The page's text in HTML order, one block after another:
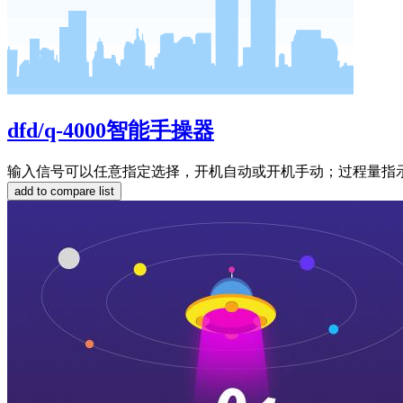
dfd/q-4000智能手操器
输入信号可以任意指定选择，开机自动或开机手动；过程量